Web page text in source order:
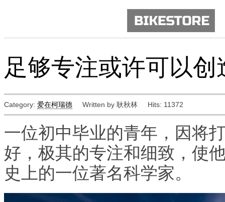
足够专注或许可以
Category: 爱在柯瑞德 Written by 耿秋林 Hits: 11372
一位初中毕业的青年，因将
好，极其的专注和细致，使
史上的一位著名科学家。